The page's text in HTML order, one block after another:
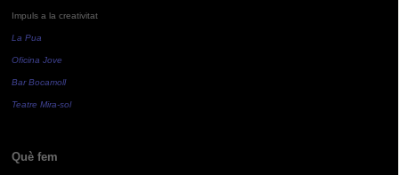
Impuls a la creativitat
La Pua
Oficina Jove
Bar Bocamoll
Teatre Mira-sol
Què fem